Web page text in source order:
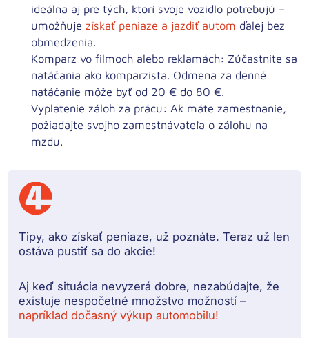
ideálna aj pre tých, ktorí svoje vozidlo potrebujú –
umožňujezískať peniaze a jazdiť autom ďalej bez
obmedzenia.
Komparz vo filmoch alebo reklamách: Zúčastnite sa
natáčania ako komparzista. Odmena za denné
natáčanie môže byť od 20 € do 80 €.
Vyplatenie záloh za prácu: Ak máte zamestnanie,
požiadajte svojho zamestnávateľa o zálohu na
mzdu.
Tipy, ako získať peniaze, už poznáte. Teraz už len
ostáva pustiť sa do akcie!
Aj keď situácia nevyzerá dobre, nezabúdajte, že
existuje nespočetné množstvo možností –
napríklad dočasný výkup automobilu!